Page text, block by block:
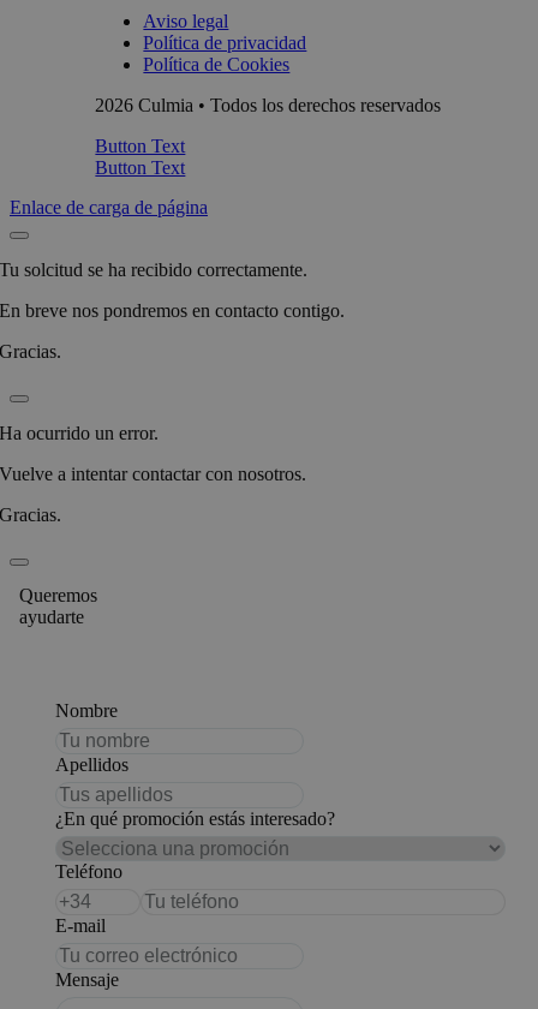
Aviso legal
Política de privacidad
Política de Cookies
2026 Culmia • Todos los derechos reservados
Button Text
Button Text
Enlace de carga de página
Tu solcitud se ha recibido correctamente.
En breve nos pondremos en contacto contigo.
Gracias.
Ha ocurrido un error.
Vuelve a intentar contactar con nosotros.
Gracias.
Queremos
ayudarte
Nombre
Apellidos
¿En qué promoción estás interesado?
Teléfono
E-mail
Mensaje